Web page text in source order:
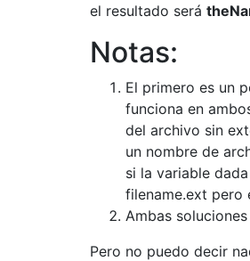
el resultado será
Notas:
El primero es un
funciona en
del archivo sin
un nombre de
si la variable
filename.ext pero
Ambas
Pero no puedo decir